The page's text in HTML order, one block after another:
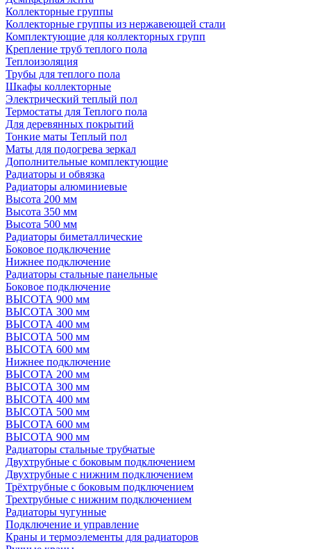
Коллекторные группы
Коллекторные группы из нержавеющей стали
Комплектующие для коллекторных групп
Крепление труб теплого пола
Теплоизоляция
Трубы для теплого пола
Шкафы коллекторные
Электрический теплый пол
Термостаты для Теплого пола
Для деревянных покрытий
Тонкие маты Теплый пол
Маты для подогрева зеркал
Дополнительные комплектующие
Радиаторы и обвязка
Радиаторы алюминиевые
Высота 200 мм
Высота 350 мм
Высота 500 мм
Радиаторы биметаллические
Боковое подключение
Нижнее подключение
Радиаторы стальные панельные
Боковое подключение
ВЫСОТА 900 мм
ВЫСОТА 300 мм
ВЫСОТА 400 мм
ВЫСОТА 500 мм
ВЫСОТА 600 мм
Нижнее подключение
ВЫСОТА 200 мм
ВЫСОТА 300 мм
ВЫСОТА 400 мм
ВЫСОТА 500 мм
ВЫСОТА 600 мм
ВЫСОТА 900 мм
Радиаторы стальные трубчатые
Двухтрубные с боковым подключением
Двухтрубные с нижним подключением
Трёхтрубные с боковым подключением
Трехтрубные с нижним подключением
Радиаторы чугунные
Подключение и управление
Краны и термоэлементы для радиаторов